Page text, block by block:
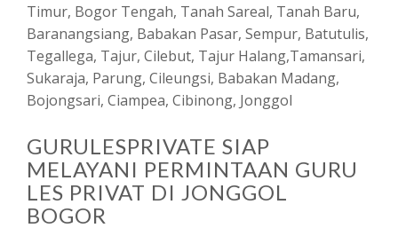
Timur, Bogor Tengah, Tanah Sareal, Tanah Baru,
Baranangsiang, Babakan Pasar, Sempur, Batutulis,
Tegallega, Tajur, Cilebut, Tajur Halang,Tamansari,
Sukaraja, Parung, Cileungsi, Babakan Madang,
Bojongsari, Ciampea, Cibinong, Jonggol
GURULESPRIVATE SIAP
MELAYANI PERMINTAAN GURU
LES PRIVAT DI JONGGOL
BOGOR